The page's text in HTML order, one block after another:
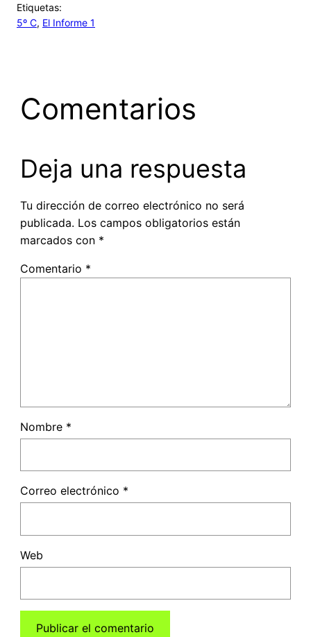
Etiquetas:
5º C, El Informe 1
Comentarios
Deja una respuesta
Tu dirección de correo electrónico no será
publicada. Los campos obligatorios están
marcados con *
Comentario *
Nombre *
Correo electrónico *
Web